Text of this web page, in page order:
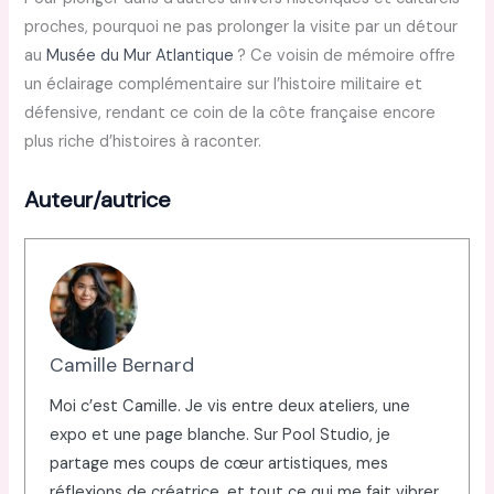
proches, pourquoi ne pas prolonger la visite par un détour
auMusée du Mur Atlantique ? Ce voisin de mémoire offre
un éclairage complémentaire sur l’histoire militaire et
défensive, rendant ce coin de la côte française encore
plus riche d’histoires à raconter.
Auteur/autrice
Camille Bernard
Moi c’est Camille. Je vis entre deux ateliers, une
expo et une page blanche. Sur Pool Studio, je
partage mes coups de cœur artistiques, mes